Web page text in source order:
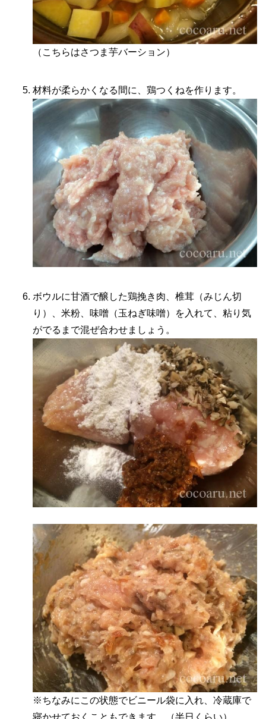
（こちらはさつま芋バーション）
材料が柔らかくなる間に、鶏つくねを作ります。
ボウルに甘酒で醸した鶏挽き肉、椎茸（みじん切
り）、米粉、味噌（玉ねぎ味噌）を入れて、粘り気
がでるまで混ぜ合わせましょう。
※ちなみにこの状態でビニール袋に入れ、冷蔵庫で